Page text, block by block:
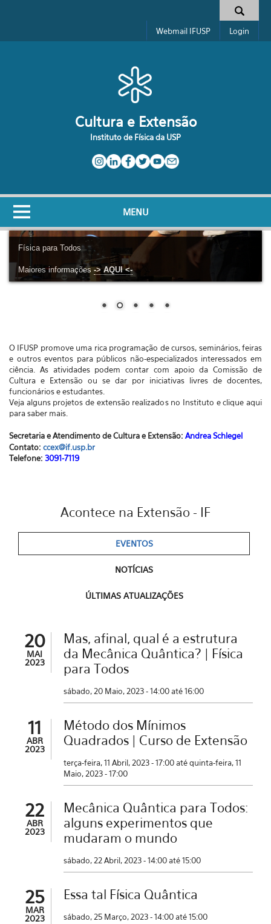
Formulário de busca
Webmail IFUSP Login
Cultura e Extensão
Instituto de Física da USP
MENU
Física para Todos
Maiores informações-> AQUI <-
O IFUSP promove uma rica programação de cursos, seminários, feiras
e outros eventos para públicos não-especializados interessados em
ciência. As atividades podem contar com apoio da Comissão de
Cultura e Extensão ou se dar por iniciativas livres de docentes,
funcionários e estudantes.
Veja alguns projetos de extensão realizados no Instituto e clique aqui
para saber mais.
Secretaria e Atendimento de Cultura e Extensão: Andrea Schlegel
Contato: ccex@if.usp.br
Telefone: 3091-7119
Acontece na Extensão - IF
EVENTOS
NOTÍCIAS
ÚLTIMAS ATUALIZAÇÕES
20
MAI
2023
Mas, afinal, qual é a estrutura
da Mecânica Quântica? | Física
para Todos
sábado, 20 Maio, 2023 -14:00até16:00
11
ABR
2023
Método dos Mínimos
Quadrados | Curso de Extensão
terça-feira, 11 Abril, 2023 - 17:00atéquinta-feira, 11
Maio, 2023 - 17:00
22
ABR
2023
Mecânica Quântica para Todos:
alguns experimentos que
mudaram o mundo
sábado, 22 Abril, 2023 -14:00até15:00
25
MAR
2023
Essa tal Física Quântica
sábado, 25 Março, 2023 -14:00até15:00